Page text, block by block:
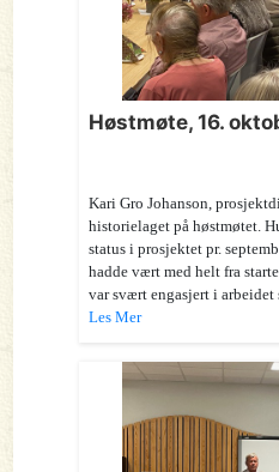
Høstmøte, 16.
Kari Gro Johanson,
historielaget på høstmøtet.
status i prosjektet pr.
hadde vært med helt fra
var svært engasjert i arbeidet
Les Mer